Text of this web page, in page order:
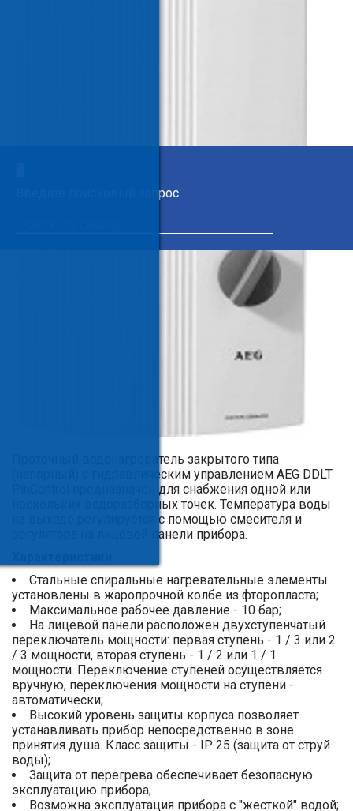
Введите поисковый запрос
Проточный водонагреватель закрытого типа
(напорный) с гидравлическим управлением AEG DDLT
PinControl предназначен для снабжения одной или
нескольких водоразборных точек. Температура воды
на выходе регулируется с помощью смесителя и
регулятора на лицевой панели прибора.
Стальные спиральные нагревательные элементы
установлены в жаропрочной колбе из фторопласта;
Максимальное рабочее давление - 10 бар;
На лицевой панели расположен двухступенчатый
переключатель мощности: первая ступень - 1 / 3 или 2
/ 3 мощности, вторая ступень - 1 / 2 или 1 / 1
мощности. Переключение ступеней осуществляется
вручную, переключения мощности на ступени -
автоматически;
Высокий уровень защиты корпуса позволяет
устанавливать прибор непосредственно в зоне
принятия душа. Класс защиты - IP 25 (защита от струй
воды);
Защита от перегрева обеспечивает безопасную
эксплуатацию прибора;
Возможна эксплуатация прибора с "жесткой" водой;